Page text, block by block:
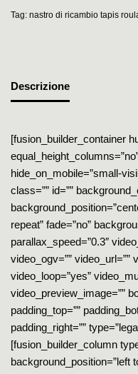
Tag: nastro di ricambio tapis
Descrizione
[fusion_builder_container
hide_on_mobile=”small-
class=”” id=””
repeat” fade=”no”
parallax_speed=”0.3″
video_ogv=”” video_url=””
video_loop=”yes”
video_preview_image=””
padding_top=””
padding_right=””
[fusion_builder_column
background_position=”left